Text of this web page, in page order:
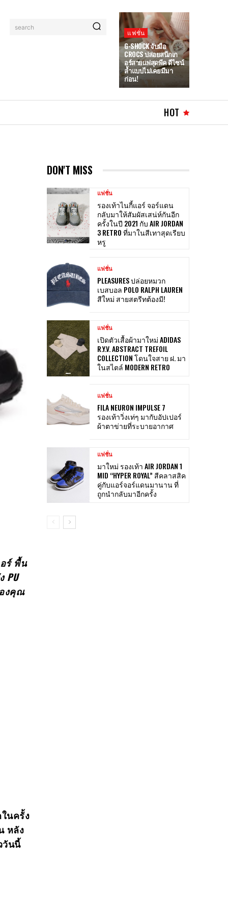
search
แฟชั่น
G-SHOCK จับมือ
CROCS ปล่อยสนีกเก
อร์สายแฟสุดพีค ดีไซน์
ล้ำแบบไม่เคยมีมา
ก่อน!
HOT
อร์ พื้น
PU
งคุณ
ในครั้ง
หลัง
วันนี้
DON'T MISS
แฟชั่น
รองเท้าไนกี้แอร์ จอร์แดน
กลับมาให้สัมผัสเสน่ห์กันอีก
ครั้งในปี 2021 กับ AIR JORDAN
3 RETRO ที่มาในสีเทาสุดเรียบ
หรู
แฟชั่น
PLEASURES ปล่อยหมวก
เบสบอล POLO RALPH LAUREN
สีใหม่ สายสตรีทต้องมี!
แฟชั่น
เปิดตัวเสื้อผ้ามาใหม่ ADIDAS
R.Y.V. ABSTRACT TREFOIL
COLLECTION โดนใจสาย ฝ. มา
ในสไตล์ MODERN RETRO
แฟชั่น
FILA NEURON IMPULSE 7
รองเท้าวิ่งเท่ๆ มากับอัปเปอร์
ผ้าตาข่ายที่ระบายอากาศ
แฟชั่น
มาใหม่ รองเท้า AIR JORDAN 1
MID “HYPER ROYAL” สีคลาสสิค
คู่กับแอร์จอร์แดนมานาน ที่
ถูกนำกลับมาอีกครั้ง